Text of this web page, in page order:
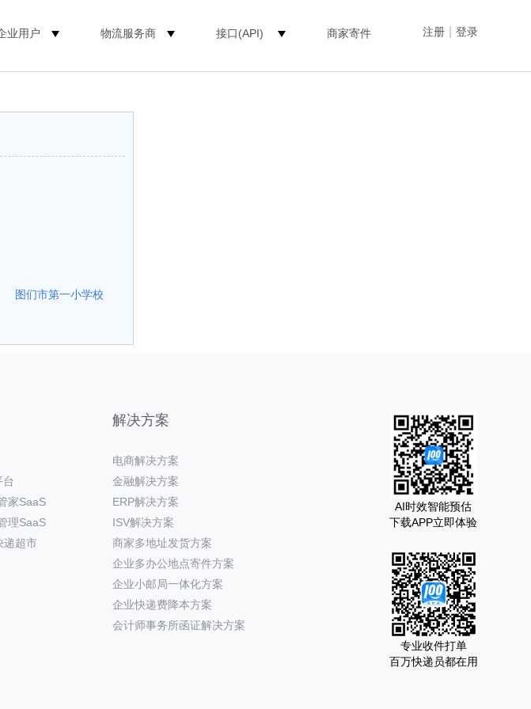
注册 登录
业用户 物流服务商 接口(API) 商家寄件
图们市第一小学校
台
家SaaS
理SaaS
递超市
解决方案
电商解决方案
金融解决方案
ERP解决方案
ISV解决方案
商家多地址发货方案
企业多办公地点寄件方案
企业小邮局一体化方案
企业快递费降本方案
会计师事务所函证解决方案
AI时效智能预估
下载APP立即体验
专业收件打单
百万快递员都在用